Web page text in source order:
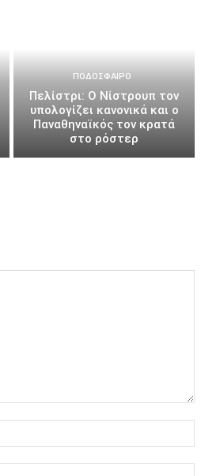
ΠΟΔΌΣΦΑΙΡΟ
Πελίστρι: Ο Νίστρουπ τον
υπολογίζει κανονικά και ο
Παναθηναϊκός τον κρατά
στο ρόστερ